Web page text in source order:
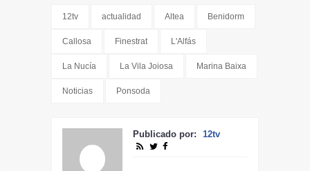
12tv actualidad Altea Benidorm
Callosa Finestrat L'Alfás
La Nucía La Vila Joiosa Marina Baixa
Noticias Ponsoda
Publicado por: 12tv